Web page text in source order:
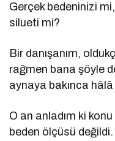
Gerçek bedeninizi
silueti mi?
Bir danışanım,
rağmen bana şöyle
aynaya bakınca
O an anladım ki
beden ölçüsü değildi.